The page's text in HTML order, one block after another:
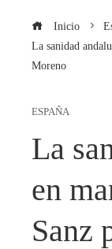
Inicio
La sanidad
Moreno
ESPAÑA
La
en
Sanz